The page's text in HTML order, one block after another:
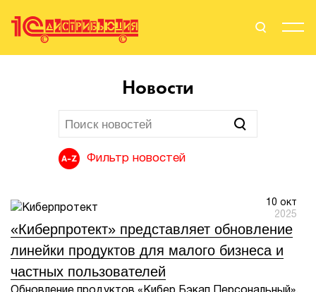
Стать Партнером
Вендоры
Партнерам
События
Новости
Фильтр новостей
10 окт
2025
«Киберпротект» представляет обновление
линейки продуктов для малого бизнеса и
частных пользователей